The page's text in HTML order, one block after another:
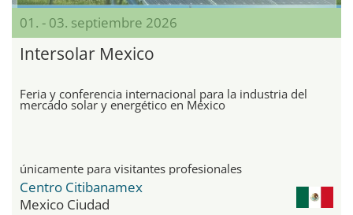
01. - 03. septiembre 2026
Intersolar Mexico
Feria y conferencia internacional para la industria del
mercado solar y energético en México
únicamente para visitantes profesionales
Centro Citibanamex
Mexico Ciudad